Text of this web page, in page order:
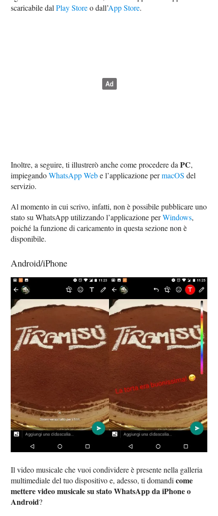
scaricabile dalPlay Storeo dall’App Store.
Inoltre, a seguire, ti illustrerò anche come procedere daPC,
impiegandoWhatsApp Webe l’applicazione permacOS del
servizio.
Al momento in cui scrivo, infatti, non è possibile pubblicare uno
stato su WhatsApp utilizzando l’applicazione perWindows,
poiché la funzione di caricamento in questa sezione non è
disponibile.
Android/iPhone
Il video musicale che vuoi condividere è presente nella galleria
multimediale del tuo dispositivo e, adesso, ti domandicome
mettere video musicale su stato WhatsApp da iPhone o
Android?